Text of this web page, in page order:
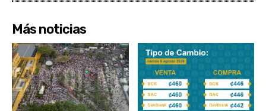
Más noticias